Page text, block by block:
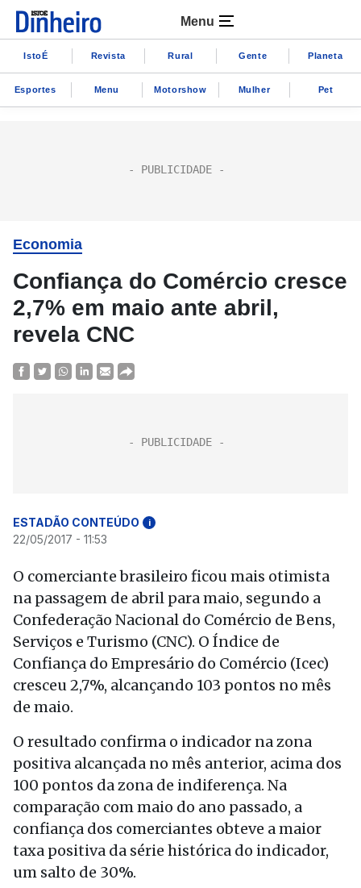
Menu
IstoÉ Revista Rural Gente Planeta
Esportes Menu Motorshow Mulher Pet
Economia
Confiança do Comércio cresce
2,7% em maio ante abril,
revela CNC
ESTADÃO CONTEÚDO i
22/05/2017 - 11:53
O comerciante brasileiro ficou mais otimista
na passagem de abril para maio, segundo a
Confederação Nacional do Comércio de Bens,
Serviços e Turismo (CNC). O Índice de
Confiança do Empresário do Comércio (Icec)
cresceu 2,7%, alcançando 103 pontos no mês
de maio.
O resultado confirma o indicador na zona
positiva alcançada no mês anterior, acima dos
100 pontos da zona de indiferença. Na
comparação com maio do ano passado, a
confiança dos comerciantes obteve a maior
taxa positiva da série histórica do indicador,
um salto de 30%.